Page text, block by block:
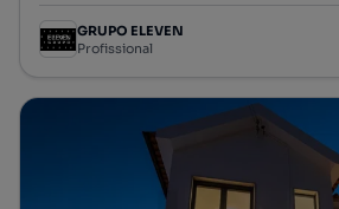
GRUPO ELEVEN
Profissional